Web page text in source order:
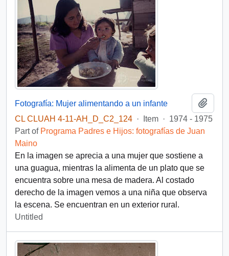
Fotografía: Mujer alimentando a un infante
CL CLUAH 4-11-AH_D_C2_124 · Item · 1974 - 1975
Part of Programa Padres e Hijos: fotografías de Juan
Maino
En la imagen se aprecia a una mujer que sostiene a
una guagua, mientras la alimenta de un plato que se
encuentra sobre una mesa de madera. Al costado
derecho de la imagen vemos a una niña que observa
la escena. Se encuentran en un exterior rural.
Untitled